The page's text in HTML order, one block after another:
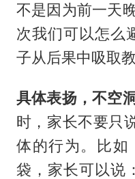
不是因为前一天
次我们可以怎么
子从后果中吸取
具体表扬，不空
时，家长不要只
体的行为。比如
袋，家长可以说